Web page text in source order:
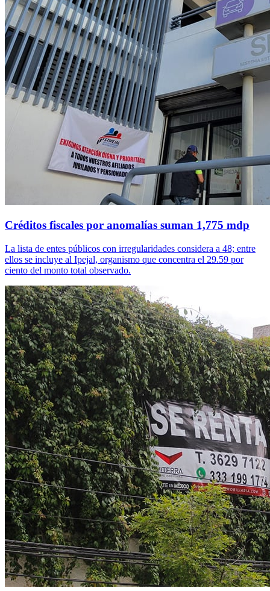
Créditos fiscales por anomalías suman 1,775 mdp
La lista de entes públicos con irregularidades considera a 48; entre
ellos se incluye al Ipejal, organismo que concentra el 29.59 por
ciento del monto total observado.